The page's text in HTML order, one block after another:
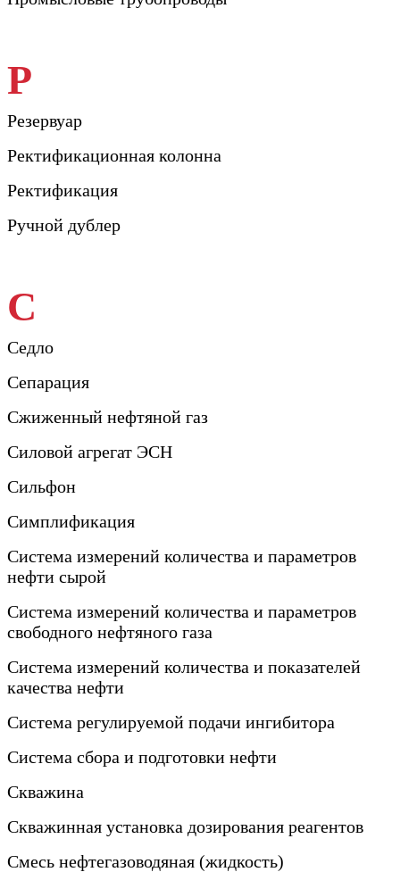
Р
Резервуар
Ректификационная колонна
Ректификация
Ручной дублер
С
Седло
Сепарация
Сжиженный нефтяной газ
Силовой агрегат ЭСН
Сильфон
Симплификация
Система измерений количества и параметров
нефти сырой
Система измерений количества и параметров
свободного нефтяного газа
Система измерений количества и показателей
качества нефти
Система регулируемой подачи ингибитора
Система сбора и подготовки нефти
Скважина
Скважинная установка дозирования реагентов
Смесь нефтегазоводяная (жидкость)